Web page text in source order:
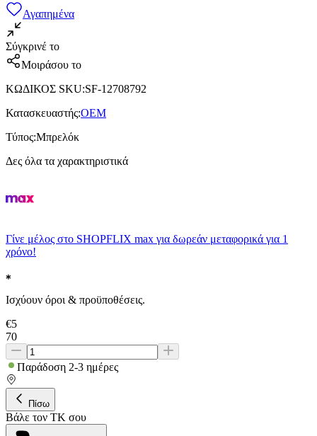
Αγαπημένα
Σύγκρινέ το
Μοιράσου το
ΚΩΔΙΚΟΣ SKU:SF-12708792
Κατασκευαστής:OEM
Τύπος:Μπρελόκ
Δες όλα τα χαρακτηριστικά
Γίνε μέλος στο SHOPFLIX max για δωρεάν μεταφορικά για 1
χρόνο!
Ισχύουν όροι & προϋποθέσεις.
€5
70
Παράδοση 2-3 ημέρες
Πίσω
Βάλε τον ΤΚ σου